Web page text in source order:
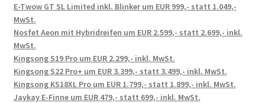
E-Twow GT SL Limited inkl. Blinker um EUR 999,- statt 1.049,-
MwSt.
Nosfet Aeon mit Hybridreifen um EUR 2.599,- statt 2.699,- inkl.
MwSt.
Kingsong S19 Pro um EUR 2.299,- inkl. MwSt.
Kingsong S22 Pro+ um EUR 3.399,- statt 3.499,- inkl. MwSt.
Kingsong KS18XL Pro um EUR 1.799,- statt 1.899,- inkl. MwSt.
Jaykay E-Finne um EUR 479,- statt 699,- inkl. MwSt.